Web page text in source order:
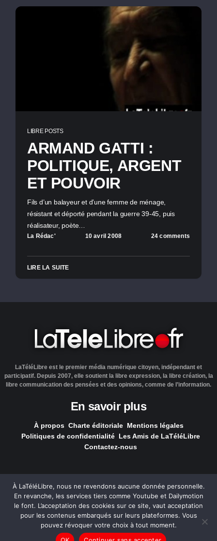
LIBRE POSTS
ARMAND GATTI :
POLITIQUE, ARGENT
ET POUVOIR
Fils d’un balayeur et d’une femme de ménage,
résistant et déporté pendant la guerre 39-45, puis
réalisateur, poète…
La Rédac' 10 avril 2008 24 comments
LIRE LA SUITE
LaTéléLibre est le premier média numérique citoyen, indépendant et
participatif. Depuis 2007, elle soutient la libre expression, la libre création, la
libre communication des pensées et des opinions, comme de l’information.
En savoir plus
À propos Charte éditoriale Mentions légales
Politiques de confidentialité Les Amis de LaTéléLibre
Contactez-nous
LaTéléLibre.fr, ce site a été réalisé par l'agenceNOUS, Ouvert,
Utile & Simple
— Tous les contenus, sauf exception signalée, sont
À LaTéléLibre, nous ne revendons aucune donnée personnelle.
En revanche, les services tiers comme Youtube et Dailymotion
le font. L’acceptation des cookies sur ce site, vaut acceptation
pour les contenus embarqués sur leurs plateformes. Vous
pouvez révoquer votre choix à tout moment.